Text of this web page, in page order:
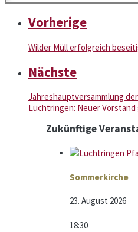
Vorherige
Wilder Müll erfolgreich
Nächste
Jahreshauptversammlung
Lüchtringen: Neuer
Zukünftige
Sommerkirche
23. August 2026
18:30